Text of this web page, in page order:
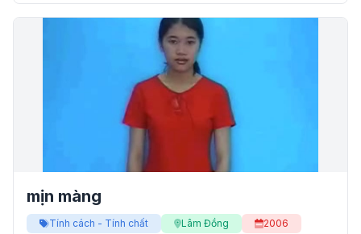
mịn màng
Tính cách - Tính chất Lâm Đồng 2006